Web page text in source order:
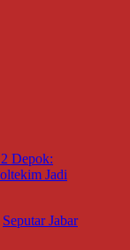
Seputar Jabar